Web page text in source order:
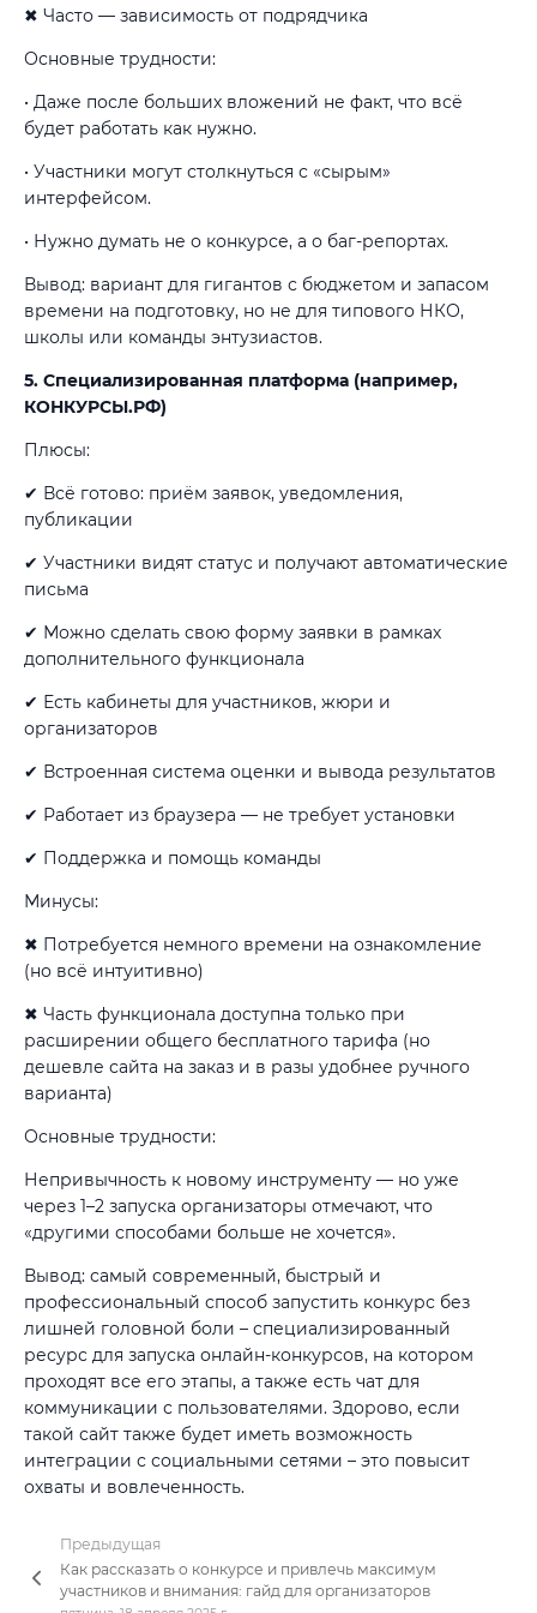
✖ Часто — зависимость от подрядчика
Основные трудности:
• Даже после больших вложений не факт, что всё
будет работать как нужно.
• Участники могут столкнуться с «сырым»
интерфейсом.
• Нужно думать не о конкурсе, а о баг-репортах.
Вывод: вариант для гигантов с бюджетом и запасом
времени на подготовку, но не для типового НКО,
школы или команды энтузиастов.
5. Специализированная платформа (например,
КОНКУРСЫ.РФ)
Плюсы:
✔ Всё готово: приём заявок, уведомления,
публикации
✔ Участники видят статус и получают автоматические
письма
✔ Можно сделать свою форму заявки в рамках
дополнительного функционала
✔ Есть кабинеты для участников, жюри и
организаторов
✔ Встроенная система оценки и вывода результатов
✔ Работает из браузера — не требует установки
✔ Поддержка и помощь команды
Минусы:
✖ Потребуется немного времени на ознакомление
(но всё интуитивно)
✖ Часть функционала доступна только при
расширении общего бесплатного тарифа (но
дешевле сайта на заказ и в разы удобнее ручного
варианта)
Основные трудности:
Непривычность к новому инструменту — но уже
через 1–2 запуска организаторы отмечают, что
«другими способами больше не хочется».
Вывод: самый современный, быстрый и
профессиональный способ запустить конкурс без
лишней головной боли – специализированный
ресурс для запуска онлайн-конкурсов, на котором
проходят все его этапы, а также есть чат для
коммуникации с пользователями. Здорово, если
такой сайт также будет иметь возможность
интеграции с социальными сетями – это повысит
охваты и вовлеченность.
Предыдущая
Как рассказать о конкурсе и привлечь максимум
участников и внимания: гайд для организаторов